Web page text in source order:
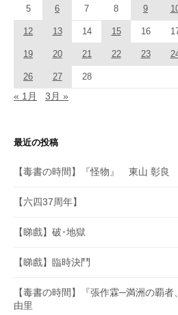
5 6 7 8 9
12 13 14 15 16
19 20 21 22 23
26 27 28
« 1月 3月 »
最近の投稿
【毒書の時間】『怪物』 東山 彰良
【六四37周年】
【睇戲】破･地獄
【睇戲】臨時決鬥
【毒書の時間】『張作霖─満洲の覇
由里